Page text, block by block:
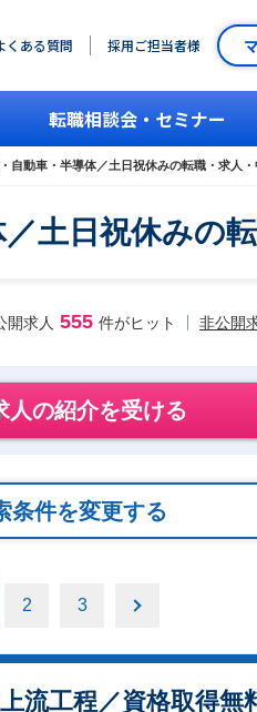
くある質問 採用ご担当者様
転職相談会・セミナー
自動車・半導体／土日祝休みの転職・求人
土日祝休みの
開求人 555 件がヒット 非公開
人の紹介を受ける
条件を変更する
2 3
流工程／資格取得無